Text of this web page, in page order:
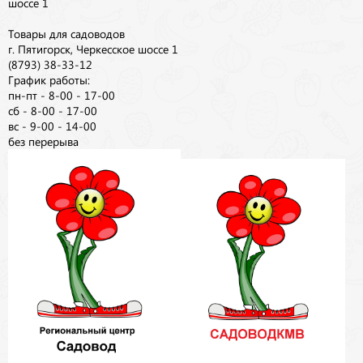
шоссе 1
Товары для садоводов
г. Пятигорск, Черкесское шоссе 1
(8793) 38-33-12
График работы:
пн-пт - 8-00 - 17-00
сб - 8-00 - 17-00
вс - 9-00 - 14-00
без перерыва